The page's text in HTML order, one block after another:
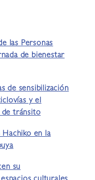
las Personas
de bienestar
de sensibilización
y el
de tránsito
en la
su